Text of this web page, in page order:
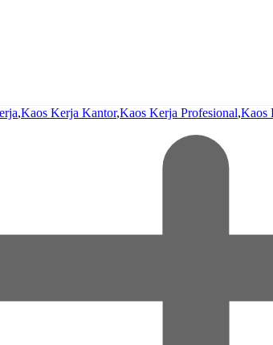
,Kaos Kerja Kantor,Kaos Kerja Profesional,Kaos